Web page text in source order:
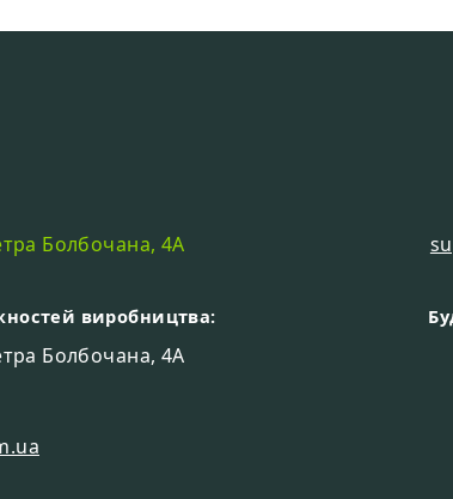
Болбочана, 4А
виробництва:
Болбочана, 4А